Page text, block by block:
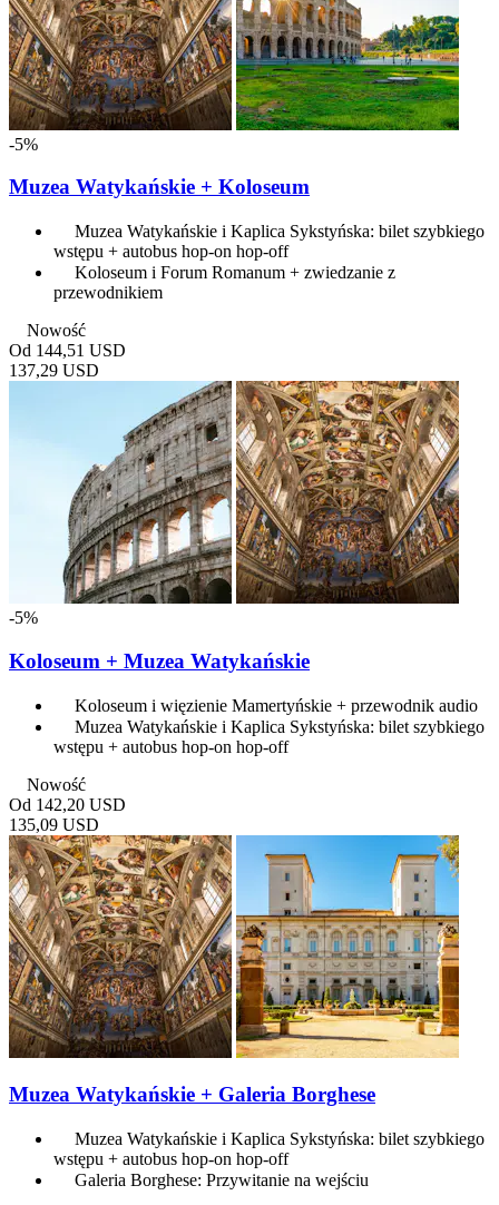
-5%
Muzea Watykańskie + Koloseum
Muzea Watykańskie i Kaplica Sykstyńska: bilet szybkiego
wstępu + autobus hop-on hop-off
Koloseum i Forum Romanum + zwiedzanie z
przewodnikiem
Nowość
Od 144,51 USD
137,29 USD
-5%
Koloseum + Muzea Watykańskie
Koloseum i więzienie Mamertyńskie + przewodnik audio
Muzea Watykańskie i Kaplica Sykstyńska: bilet szybkiego
wstępu + autobus hop-on hop-off
Nowość
Od 142,20 USD
135,09 USD
Muzea Watykańskie + Galeria Borghese
Muzea Watykańskie i Kaplica Sykstyńska: bilet szybkiego
wstępu + autobus hop-on hop-off
Galeria Borghese: Przywitanie na wejściu